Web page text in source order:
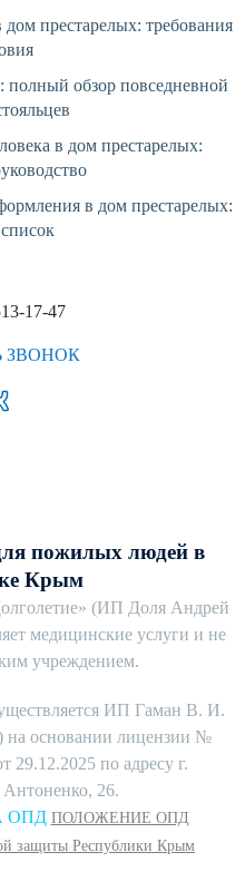
престарелых: требования
полный обзор повседневной
в дом престарелых:
в дом престарелых:
17-47
ЗВОНОК
пожилых людей в
Крым
(ИП Доля Андрей
медицинские услуги и не
учреждением.
ИП Гаман В. И.
основании лицензии №
29.12.2025 по адресу г.
Антоненко, 26.
ОПД ПОЛОЖЕНИЕ ОПД
защиты Республики Крым